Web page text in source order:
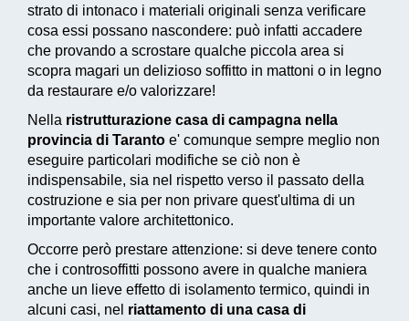
strato di intonaco i materiali originali senza verificare
cosa essi possano nascondere: può infatti accadere
che provando a scrostare qualche piccola area si
scopra magari un delizioso soffitto in mattoni o in legno
da restaurare e/o valorizzare!
Nella ristrutturazione casa di campagna nella
provincia di Taranto e' comunque sempre meglio non
eseguire particolari modifiche se ciò non è
indispensabile, sia nel rispetto verso il passato della
costruzione e sia per non privare quest'ultima di un
importante valore architettonico.
Occorre però prestare attenzione: si deve tenere conto
che i controsoffitti possono avere in qualche maniera
anche un lieve effetto di isolamento termico, quindi in
alcuni casi, nel riattamento di una casa di